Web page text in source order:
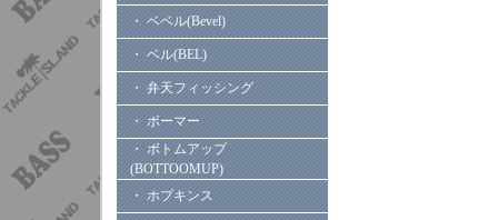
・ ベベル(Bevel)
・ ベル(BEL)
・ 弁天フィッシング
・ ボーマー
・ ボトムアップ
(BOTTOOMUP)
・ ホプキンス